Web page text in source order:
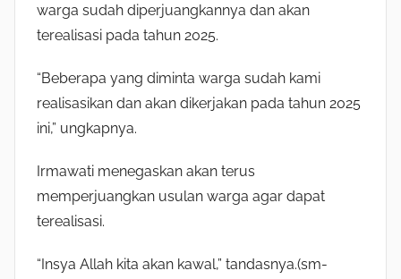
warga sudah diperjuangkannya dan akan
terealisasi pada tahun 2025.
“Beberapa yang diminta warga sudah kami
realisasikan dan akan dikerjakan pada tahun 2025
ini,” ungkapnya.
Irmawati menegaskan akan terus
memperjuangkan usulan warga agar dapat
terealisasi.
“Insya Allah kita akan kawal,” tandasnya.(sm-